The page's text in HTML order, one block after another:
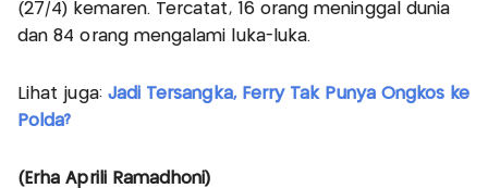
(27/4) kemaren. Tercatat, 16 orang meninggal dunia
dan 84 orang mengalami luka-luka.
Lihat juga: Jadi Tersangka, Ferry Tak Punya Ongkos ke
Polda?
(Erha Aprili Ramadhoni)